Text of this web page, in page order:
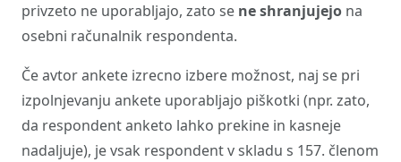
privzeto ne uporabljajo, zato se ne shranjujejo na
osebni računalnik respondenta.
Če avtor ankete izrecno izbere možnost, naj se pri
izpolnjevanju ankete uporabljajo piškotki (npr. zato,
da respondent anketo lahko prekine in kasneje
nadaljuje), je vsak respondent v skladu s 157. členom